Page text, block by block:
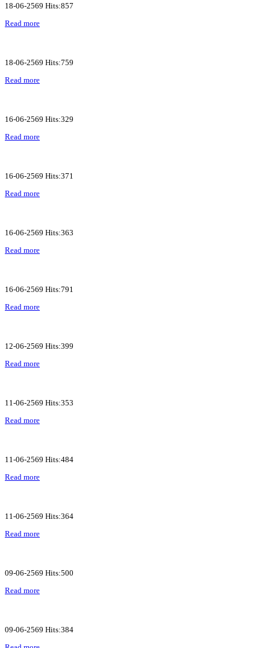
18-06-2569 Hits:857
Read more
18-06-2569 Hits:759
Read more
16-06-2569 Hits:329
Read more
16-06-2569 Hits:371
Read more
16-06-2569 Hits:363
Read more
16-06-2569 Hits:791
Read more
12-06-2569 Hits:399
Read more
11-06-2569 Hits:353
Read more
11-06-2569 Hits:484
Read more
11-06-2569 Hits:364
Read more
09-06-2569 Hits:500
Read more
09-06-2569 Hits:384